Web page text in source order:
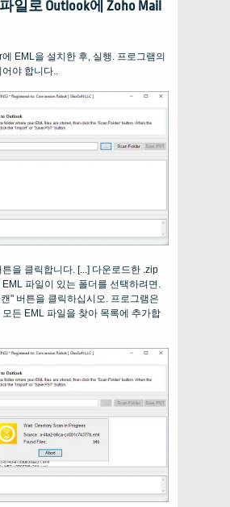
일로 Outlook에 Zoho Mail
EML을 설치한 후, 실행. 프로그램의
야 합니다..
을 클릭합니다. [...] 다운로드한 .zip
파일이 있는 폴더를 선택하려면.
" 버튼을 클릭하십시오. 프로그램은
든 EML 파일을 찾아 목록에 추가합